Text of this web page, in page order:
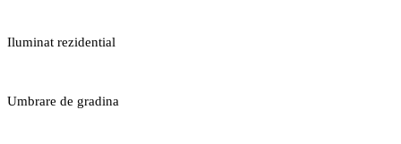
Iluminat rezidential
Umbrare de gradina